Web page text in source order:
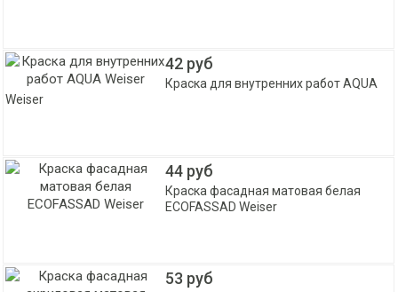
42 руб
Краска для внутренних работ AQUA
Weiser
44 руб
Краска фасадная матовая белая
ECOFASSAD Weiser
53 руб